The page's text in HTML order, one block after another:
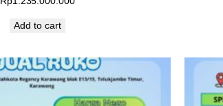
Add to cart